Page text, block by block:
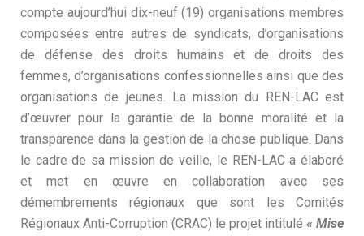
compte aujourd’hui dix-neuf (19) organisations membres
composées entre autres de syndicats, d’organisations
de défense des droits humains et de droits des
femmes, d’organisations confessionnelles ainsi que des
organisations de jeunes. La mission du REN-LAC est
d’œuvrer pour la garantie de la bonne moralité et la
transparence dans la gestion de la chose publique. Dans
le cadre de sa mission de veille, le REN-LAC a élaboré
et met en œuvre en collaboration avec ses
démembrements régionaux que sont les Comités
Régionaux Anti-Corruption (CRAC) le projet intitulé « Mise